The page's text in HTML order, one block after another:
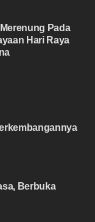
Pada
Hari Raya
Berbuka